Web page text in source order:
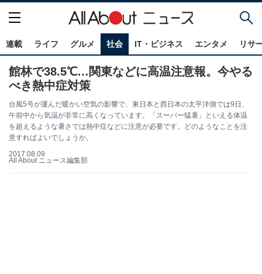
連載 ライフ グルメ 社会 IT・ビジネス エンタメ リサ
館林で38.5℃…関東などに高温注意報。今やる
べき熱中症対策
台風5号が運んだ暖かい空気の影響で、東日本と西日本の太平洋側では9日、
午前中から気温が非常に高くなっています。「スーパー猛暑」といえる体温
を超えるような暑さでは熱中症などに注意が必要です。どのようなことを注
意すればよいでしょうか。
2017.08.09
All About ニュース編集部